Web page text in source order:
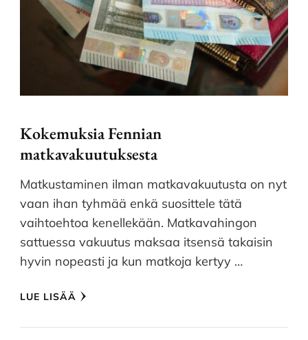
Kokemuksia Fennian
matkavakuutuksesta
Matkustaminen ilman matkavakuutusta on nyt
vaan ihan tyhmää enkä suosittele tätä
vaihtoehtoa kenellekään. Matkavahingon
sattuessa vakuutus maksaa itsensä takaisin
hyvin nopeasti ja kun matkoja kertyy …
LUE LISÄÄ